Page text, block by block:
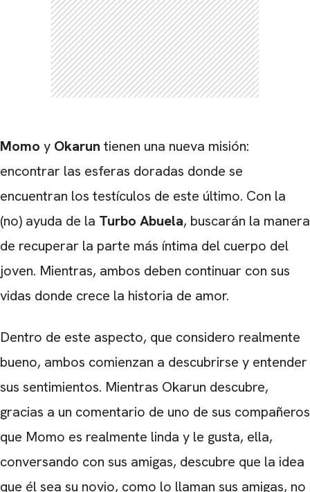
Momo y Okarun tienen una nueva misión:
encontrar las esferas doradas donde se
encuentran los testículos de este último. Con la
(no) ayuda de la Turbo Abuela, buscarán la manera
de recuperar la parte más íntima del cuerpo del
joven. Mientras, ambos deben continuar con sus
vidas donde crece la historia de amor.
Dentro de este aspecto, que considero realmente
bueno, ambos comienzan a descubrirse y entender
sus sentimientos. Mientras Okarun descubre,
gracias a un comentario de uno de sus compañeros
que Momo es realmente linda y le gusta, ella,
conversando con sus amigas, descubre que la idea
que él sea su novio, como lo llaman sus amigas, no